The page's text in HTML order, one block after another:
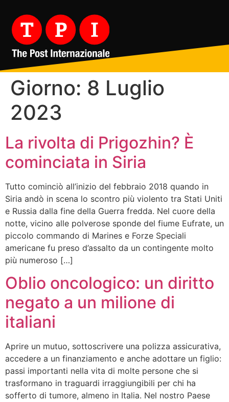
Giorno: 8 Luglio
2023
La rivolta di Prigozhin? È
cominciata in Siria
Tutto cominciò all’inizio del febbraio 2018 quando in
Siria andò in scena lo scontro più violento tra Stati Uniti
e Russia dalla fine della Guerra fredda. Nel cuore della
notte, vicino alle polverose sponde del fiume Eufrate, un
piccolo commando di Marines e Forze Speciali
americane fu preso d’assalto da un contingente molto
più numeroso […]
Oblio oncologico: un diritto
negato a un milione di
italiani
Aprire un mutuo, sottoscrivere una polizza assicurativa,
accedere a un finanziamento e anche adottare un figlio:
passi importanti nella vita di molte persone che si
trasformano in traguardi irraggiungibili per chi ha
sofferto di tumore, almeno in Italia. Nel nostro Paese